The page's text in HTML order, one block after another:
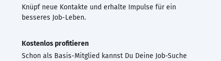
Knüpf neue Kontakte und erhalte Impulse für ein
besseres Job-Leben.
Kostenlos profitieren
Schon als Basis-Mitglied kannst Du Deine Job-Suche